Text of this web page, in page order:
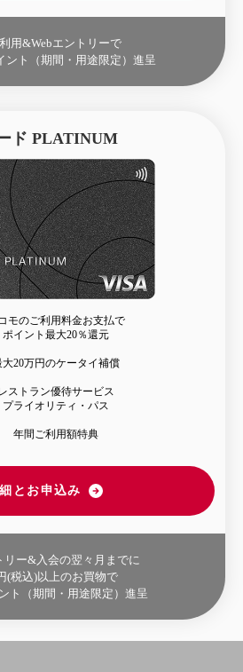
用&Webエントリーで
ント
（期間・用途限定）進呈
ド PLATINUM
モのご利用料金お支払で
ポイント最大20％還元
大20万円のケータイ補償
ストラン優待サービス
プライオリティ・パス
年間ご利用額特典
とお申込み
リー& 入会の翌々月までに
(税込)以上のお買物で
ト
（期間・用途限定）進呈